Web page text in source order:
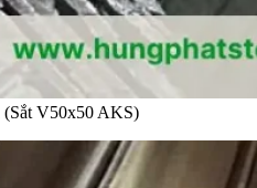
V50x50 AKS)